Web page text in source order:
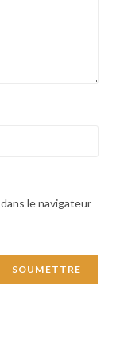
le navigateur